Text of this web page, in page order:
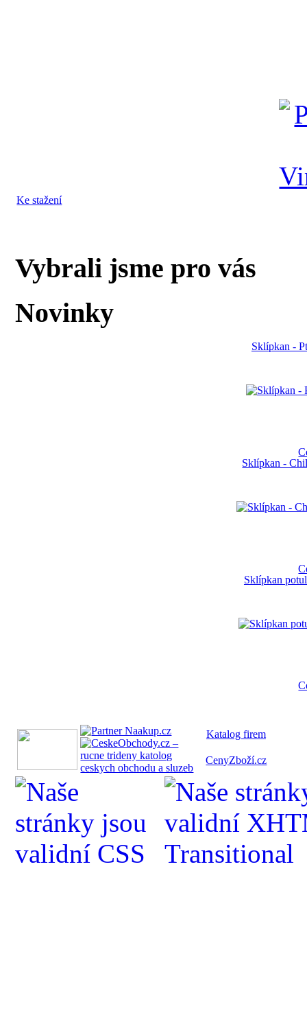
Ke stažení
Vybrali jsme pro vás
Novinky
Sklípkan -
Sklípkan -
Sklípkan
Katalog firem
CenyZboží.cz